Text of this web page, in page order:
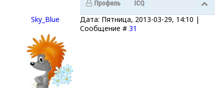
Sky_Blue
Дата: Пятница, 2013-03-29, 14:10 |
Сообщение # 31